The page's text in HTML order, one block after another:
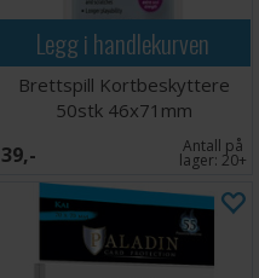
Legg i handlekurven
Brettspill Kortbeskyttere
50stk 46x71mm
39,- Antall på
lager: 20+